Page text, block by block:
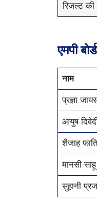
रिजल्ट की
एमपी
नाम
प्रज्ञा
आयुष
शैजाह
मानसी साहू
सुहानी